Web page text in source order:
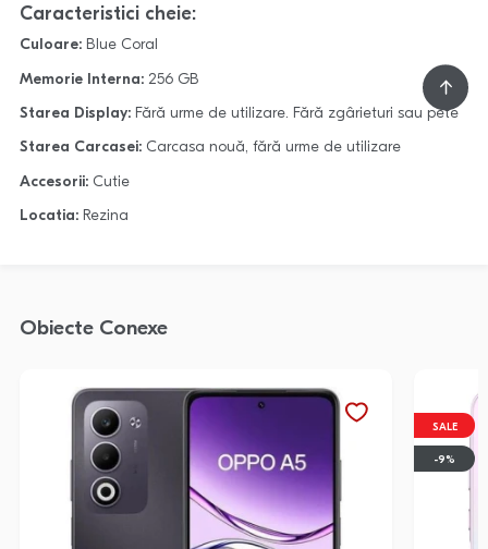
Caracteristici cheie:
Culoare:Blue Coral
Memorie Interna:256 GB
Starea Display:Fără urme de utilizare. Fără zgârieturi sau pete
Starea Carcasei:Carcasa nouă, fără urme de utilizare
Accesorii:Cutie
Locatia:Rezina
Obiecte Conexe
SALE
-9%